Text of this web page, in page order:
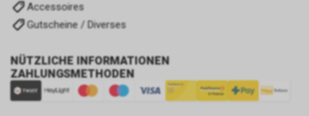
Accessoires
Gutscheine / Diverses
NÜTZLICHE INFORMATIONEN
ZAHLUNGSMETHODEN